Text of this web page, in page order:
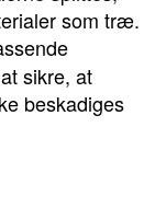
som træ.
sikre, at
beskadiges